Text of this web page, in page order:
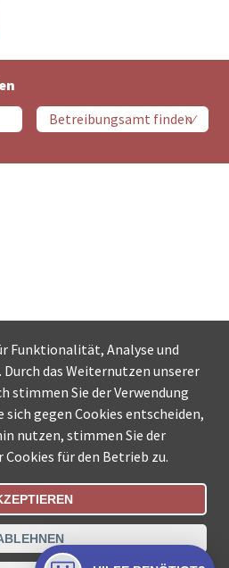
Ämtersuche der Schweiz
Nutzungsbestimmungen
Funktionalität, Analyse und
das Weiternutzen unserer
stimmen Sie der Verwendung
sich gegen Cookies entscheiden,
nutzen, stimmen Sie der
für den Betrieb zu.